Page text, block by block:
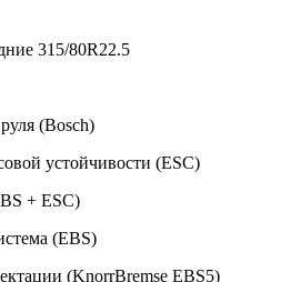
315/80R22.5
(Bosch)
устойчивости (ESC)
+ ESC)
(EBS)
(KnorrBremse EBS5)